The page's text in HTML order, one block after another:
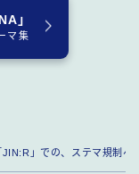
」
マ集
JIN:R」での、ステマ規制へ